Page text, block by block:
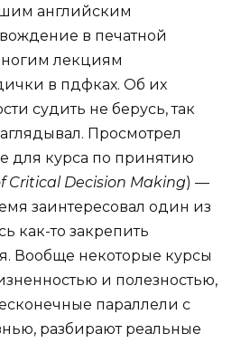
английским
в печатной
лекциям
в пдфках. Об их
судить не берусь, так
Просмотрел
для курса по принятию
Critical Decision Making) —
заинтересовал один из
как-то закрепить
Вообще некоторые курсы
и полезностью,
параллели с
разбирают реальные